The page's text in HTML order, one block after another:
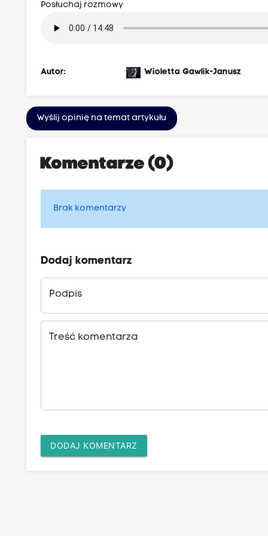
Posłuchaj rozmowy
Autor: Wioletta Gawlik-Janusz
Wyślij opinię na temat artykułu
Komentarze (0)
Brak komentarzy
Dodaj komentarz
Podpis
Treść komentarza
DODAJ KOMENTARZ